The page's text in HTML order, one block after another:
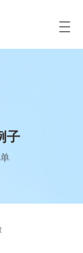
子